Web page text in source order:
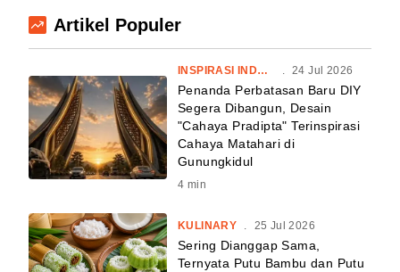
Artikel Populer
INSPIRASI INDONESIA 24 Jul 2026
Penanda Perbatasan Baru DIY
Segera Dibangun, Desain
"Cahaya Pradipta" Terinspirasi
Cahaya Matahari di
Gunungkidul
4 min
KULINARY 25 Jul 2026
Sering Dianggap Sama,
Ternyata Putu Bambu dan Putu